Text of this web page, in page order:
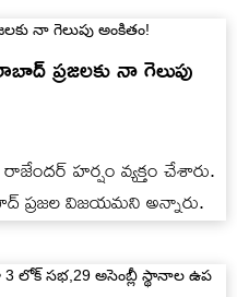
ప్రజలకు నా గెలుపు
హర్షం వ్యక్తం చేశారు.
ప్రజల విజయమని అన్నారు.